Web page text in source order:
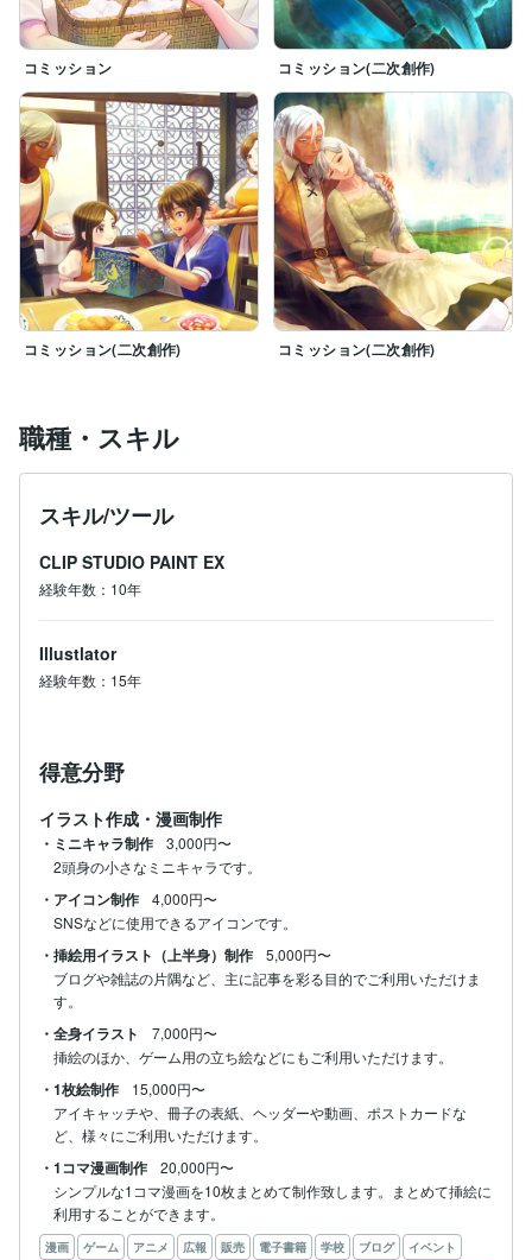
コミッション コミッション(二次創作)
コミッション(二次創作) コミッション(二次創作)
職種・スキル
スキル/ツール
CLIP STUDIO PAINT EX
経験年数：10年
Illustlator
経験年数：15年
得意分野
イラスト作成・漫画制作
・ミニキャラ制作
3,000円〜
2頭身の小さなミニキャラです。
・アイコン制作
4,000円〜
SNSなどに使用できるアイコンです。
・挿絵用イラスト（上半身）制作
5,000円〜
ブログや雑誌の片隅など、主に記事を彩る目的でご利用いただけま
す。
・全身イラスト
7,000円〜
挿絵のほか、ゲーム用の立ち絵などにもご利用いただけます。
・1枚絵制作
15,000円〜
アイキャッチや、冊子の表紙、ヘッダーや動画、ポストカードな
ど、様々にご利用いただけます。
・1コマ漫画制作
20,000円〜
シンプルな1コマ漫画を10枚まとめて制作致します。まとめて挿絵に
利用することができます。
漫画 ゲーム アニメ 広報 販売 電子書籍 学校 ブログ イベント